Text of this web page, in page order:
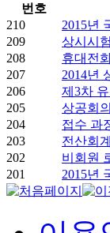
번호
210
2015년
209
상시시
208
휴대전
207
2014년
206
제3차
205
상공회
204
접수 과
203
전산회
202
비회원
201
2015년